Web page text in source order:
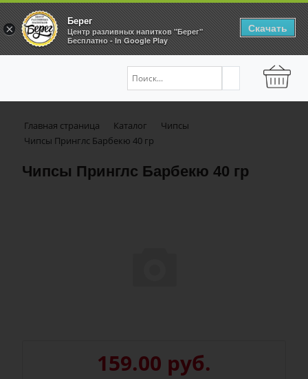
Главная страница Каталог
Чипсы
Чипсы Принглс Барбекю 40 гр
Чипсы Принглс Барбекю 40 гр
159.00 руб.
×
Берег
Центр разливных напитков "Берег"
Бесплатно - In Google Play
Скачать